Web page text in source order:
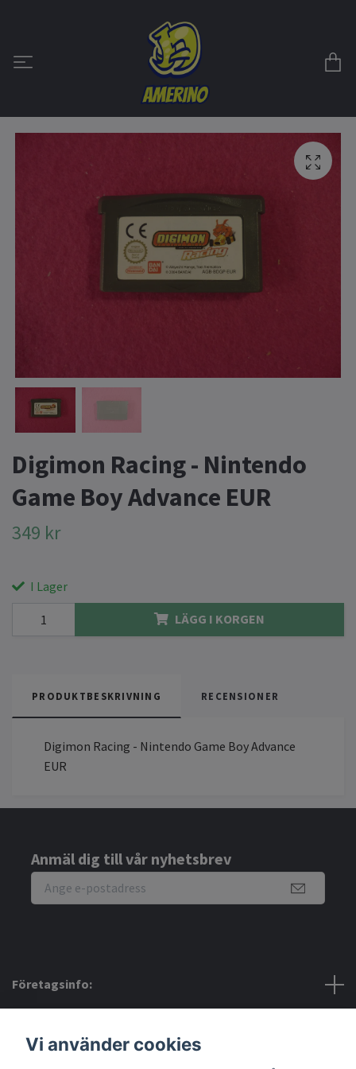
Digimon Racing - Nintendo
Game Boy Advance EUR
349 kr
I Lager
LÄGG I KORGEN
PRODUKTBESKRIVNING RECENSIONER
Digimon Racing - Nintendo Game Boy Advance
EUR
Anmäl dig till vår nyhetsbrev
Företagsinfo:
Vi använder cookies